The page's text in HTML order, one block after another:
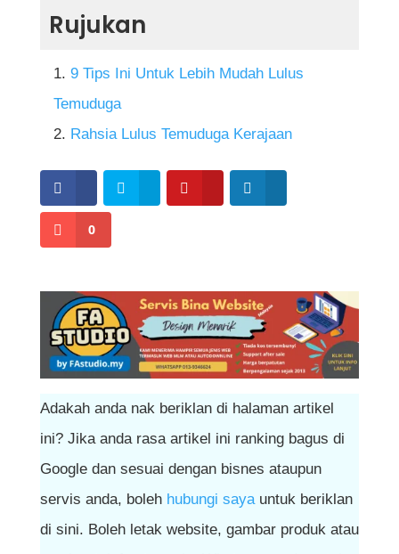
bergantung kepada jenis jawatan dan
bilangan ahli panel yang menemu duga anda.
Rujukan
9 Tips Ini Untuk Lebih Mudah Lulus
Temuduga
Rahsia Lulus Temuduga Kerajaan
0
Adakah anda nak beriklan di halaman artikel
ini? Jika anda rasa artikel ini ranking bagus di
Google dan sesuai dengan bisnes ataupun
servis anda, boleh hubungi sayauntuk beriklan
di sini. Boleh letak website, gambar produk atau